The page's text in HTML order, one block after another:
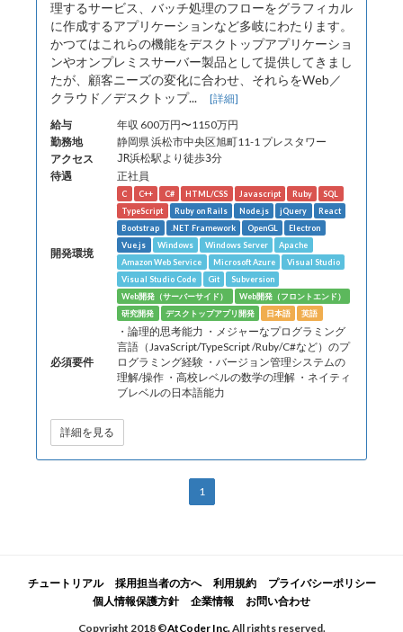
理するサービス、バッチ処理のフローをグラフィカル
に作成するアプリケーションなど多岐にわたります。
かつてはこれらの機能をデスクトップアプリケーショ
ンやオンプレミスサーバー製品として提供してきまし
たが、顧客ニーズの変化に合わせ、それらをWeb／
クラウド／デスクトップ... [詳細]
給与
年収 600万円〜1150万円
勤務地
静岡県 浜松市中央区旭町11-1 プレスタワー
アクセス
JR浜松駅より徒歩3分
待遇 正社員
開発環境
C C++ C# HTML/CSS Javascript Ruby
SQL
TypeScript
Ruby on Rails Node.js jQuery
React
Bootstrap
.NET Framework OpenGL
Electron
Vue.js
Windows Windows Server
Apache
Amazon Web Service
Microsoft Azure
Visual Studio
Visual Studio Code
Git
Subversion
Web開発（サーバーサイド）
Web開発（フロントエンド）
研究開発
デスクトップアプリ開発 日本語 英語
必須要件
・論理的思考能力 ・メジャーなプログラミング
言語（JavaScript/TypeScript /Ruby/C#など）のプ
ログラミング経験 ・バージョン管理システムの
理解/操作 ・高校レベルの数学の理解 ・ネイティ
ブレベルの日本語能力
詳細を見る
1
チュートリアル 採用担当者の方へ 利用規約
プライバシーポリシー
個人情報保護方針
企業情報
お問い合わせ
Copyright 2018 ©AtCoder Inc.All rights reserved.